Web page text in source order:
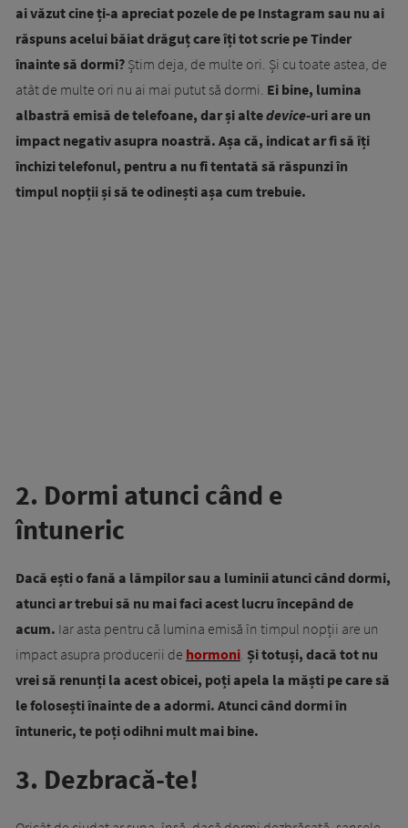
ai văzut cine ți-a apreciat pozele de pe Instagram sau nu ai
răspuns acelui băiat drăguț care îți tot scrie pe Tinder
înainte să dormi? Știm deja, de multe ori. Și cu toate astea, de
atât de multe ori nu ai mai putut să dormi. Ei bine, lumina
albastră emisă de telefoane, dar și altedevice-uri are un
impact negativ asupra noastră. Așa că, indicat ar fi să îți
închizi telefonul, pentru a nu fi tentată să răspunzi în
timpul nopții și să te odinești așa cum trebuie.
2. Dormi atunci când e
întuneric
Dacă ești o fană a lămpilor sau a luminii atunci când dormi,
atunci ar trebui să nu mai faci acest lucru începând de
acum. Iar asta pentru că lumina emisă în timpul nopții are un
impact asupra producerii de hormoni. Și totuși, dacă tot nu
vrei să renunți la acest obicei, poți apela la măști pe care să
le folosești înainte de a adormi. Atunci când dormi în
întuneric, te poți odihni mult mai bine.
3. Dezbracă-te!